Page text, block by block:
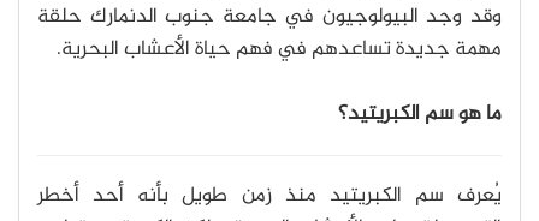
وقد وجد البيولوجيون في جامعة جنوب الدنمارك حلقة
مهمة جديدة تساعدهم في فهم حياة الأعشاب البحرية.
ما هو سم الكبريتيد؟
يُعرف سم الكبريتيد منذ زمن طويل بأنه أحد أخطر